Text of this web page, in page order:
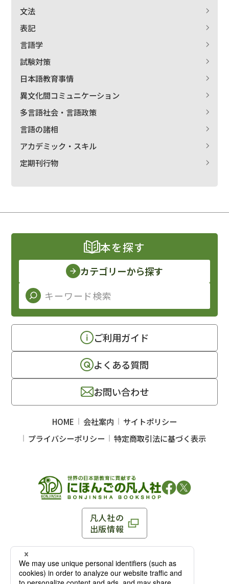
文法
表記
言語学
試験対策
日本語教育事情
異文化間コミュニケーション
多言語社会・言語政策
言語の諸相
アカデミック・スキル
定期刊行物
凡人社の
出版情報
〒102-0093 東京都千代田区平河町 1-3-13 8F
TEL：03-3263-3959／FAX：03-3263-3116
本を探す
カテゴリーから探す
ご利用ガイド
よくある質問
お問い合わせ
HOME 会社案内
サイトポリシー
プライバシーポリシー
特定商取引法に基づく表示